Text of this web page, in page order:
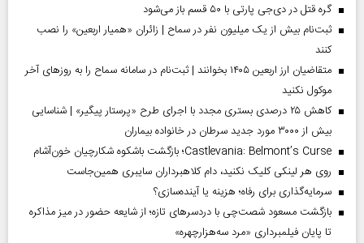
گره قتل در دی‌جی پارتی با ۵۰ قسم باز می‌شود
ثبت‌نام بیش از یک میلیون نفر در سماح | زائران «همیار اربعین» را نصب
کنند
متقاضیان ارز اربعین ۱۴۰۵ بخوانند | ثبت‌نام در سامانه سماح را به روز‌های آخر
موکول نکنید
کاهش ۲۵ درصدی بستری مجدد با اجرای طرح «پرستار پیگیر» | شناسایی
بیش از ۳۰۰۰ مورد جدید سرطان در خانواده بیماران
Castlevania: Belmont’s Curse؛ بازگشت باشکوه شکارچیان خون‌آشام
روی هر لینکی کلیک نکنید، دام کلاهبرداران سایبری همین‌جاست
سرمایه‌گذاری برای رفاه؛ هزینه یا آینده‌سازی؟
بازگشت مسعود شصت‌چی با دردسر‌های تازه؛ از شایعه حضور در میز مذاکره
تا پایان فیلمبرداری «مرد سه‌هزارچهره»